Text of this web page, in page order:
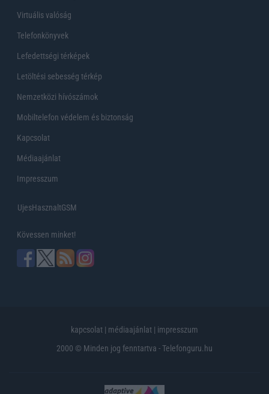
Virtuális valóság
Telefonkönyvek
Lefedettségi térképek
Letöltési sebesség térkép
Nemzetközi hívószámok
Mobiltelefon védelem és biztonság
Kapcsolat
Médiaajánlat
Impresszum
UjesHasznaltGSM
Kövessen minket!
kapcsolat | médiaajánlat | impresszum
2000 © Minden jog fenntartva - Telefonguru.hu